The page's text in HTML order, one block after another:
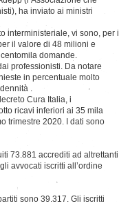
ha inviato ai ministri
interministeriale, vi sono, per il
il valore di 48 milioni e
domande.
professionisti. Da notare
in percentuale molto
.
Cura Italia, i
ricavi inferiori ai 35 mila
trimestre 2020. I dati sono
73.881 accrediti ad altrettanti
avvocati iscritti all’ordine
sono 39.317. Gli iscritti